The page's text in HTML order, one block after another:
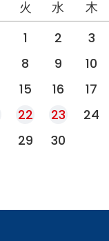
火 水 木
1 2 3
8 9 10
15 16 17
22 23 24
29 30